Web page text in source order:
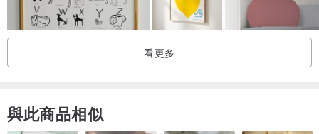
看更多
與此商品相似